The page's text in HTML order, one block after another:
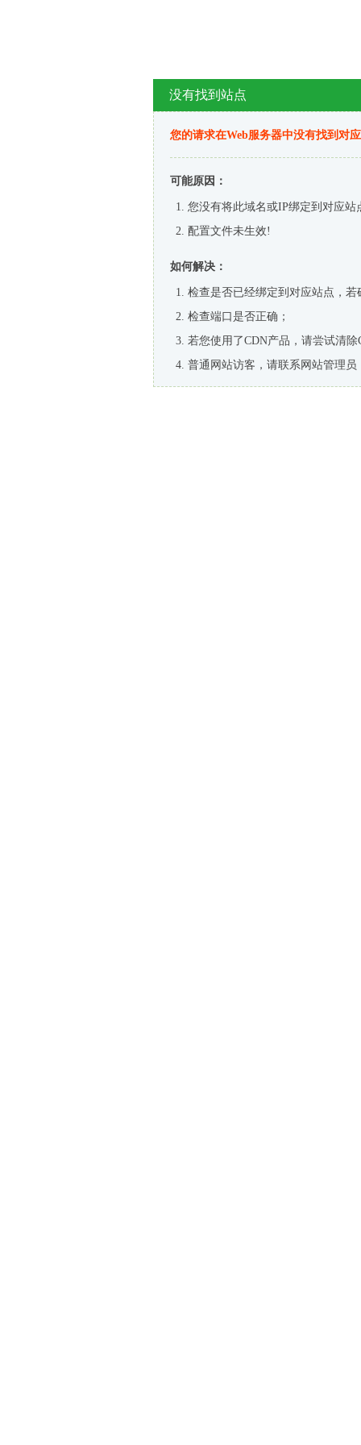
没有找到站点
您的请求在Web服务器中没有找到对
可能原因：
您没有将此域名或IP绑定到对应站
配置文件未生效!
如何解决：
检查是否已经绑定到对应站点，
检查端口是否正确；
若您使用了CDN产品，请尝试清除
普通网站访客，请联系网站管理员